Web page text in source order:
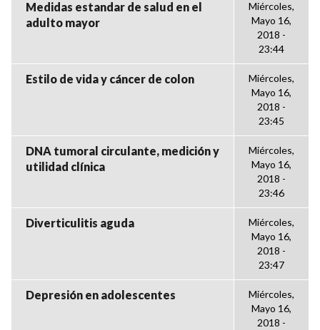
Medidas estandar de salud en el
adulto mayor
Miércoles,
Mayo 16,
2018 -
23:44
Estilo de vida y cáncer de colon
Miércoles,
Mayo 16,
2018 -
23:45
DNA tumoral circulante, medición y
utilidad clínica
Miércoles,
Mayo 16,
2018 -
23:46
Diverticulitis aguda
Miércoles,
Mayo 16,
2018 -
23:47
Depresión en adolescentes
Miércoles,
Mayo 16,
2018 -